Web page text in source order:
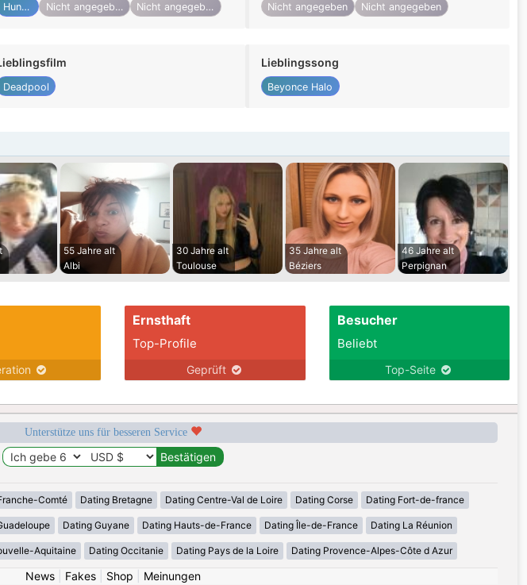
Hunde Nicht angegeben Nicht angegeben Nicht angegeben Nicht angegeben
Deadpool
Lieblingssong
Beyonce Halo
55 Jahre alt
Albi
30 Jahre alt
Toulouse
35 Jahre alt
Béziers
46 Jahre alt
Perpignan
Ernsthaft
Top-Profile
Geprüft
Besucher
Beliebt
Top-Seite
Unterstütze uns für besseren Service
Comté Dating Bretagne Dating Centre-Val de Loire Dating Corse Dating Fort-de-france
Dating Guyane Dating Hauts-de-France Dating Île-de-France Dating La Réunion
Aquitaine Dating Occitanie Dating Pays de la Loire Dating Provence-Alpes-Côte d Azur
News| Fakes| Shop Meinungen